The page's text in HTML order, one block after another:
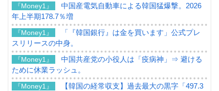
『Money1』
中国産電気自動車による韓国猛爆撃。2026
年上半期178.7％増
『Money1』
「『韓国銀行』は金を買います」公式プレ
スリリースの中身。
『Money1』
中国共産党の小役人は「疫病神」⇒ 避ける
ために休業ラッシュ。
『Money1』
【韓国の経常収支】過去最大の黒字「497.3